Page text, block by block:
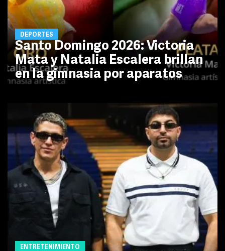
DEPORTES
Santo Domingo 2026: Victoria
Mata y Natalia Escalera brillan
en la gimnasia por aparatos
ENTRETENIMIENTO